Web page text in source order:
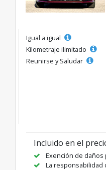
Igual a igual
Kilometraje ilimitado
Reunirse y Saludar
Incluido en el
Exención de daños
La responsabilidad